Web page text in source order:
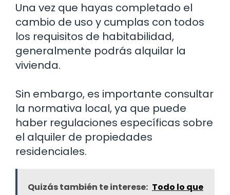
Una vez que hayas completado el
cambio de uso y cumplas con todos
los requisitos de habitabilidad,
generalmente podrás alquilar la
vivienda.
Sin embargo, es importante consultar
la normativa local, ya que puede
haber regulaciones específicas sobre
el alquiler de propiedades
residenciales.
Quizás también te interese: Todo lo que